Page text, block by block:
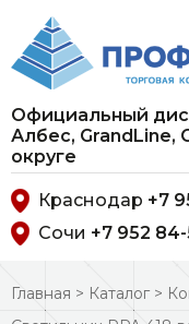
Официальный
Албес,
округе
Краснодар +7
Сочи +7 952
Главная > Каталог >